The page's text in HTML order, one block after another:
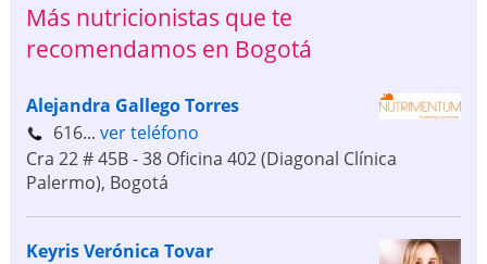
Más nutricionistas que te
recomendamos en Bogotá
Alejandra Gallego Torres
616... ver teléfono
Cra 22 # 45B - 38 Oficina 402 (Diagonal Clínica
Palermo), Bogotá
Keyris Verónica Tovar